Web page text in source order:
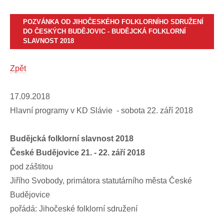
POZVÁNKA OD JIHOČESKÉHO FOLKLORNÍHO SDRUŽENÍ
DO ČESKÝCH BUDĚJOVIC - BUDĚJCKÁ FOLKLORNÍ
SLAVNOST 2018
Zpět
17.09.2018
Hlavní programy v KD Slávie - sobota 22. září 2018
Budějcká folklorní slavnost 2018
České Budějovice 21. - 22. září 2018
pod záštitou
Jiřího Svobody, primátora statutárního města České
Budějovice
pořádá: Jihočeské folklorní sdružení